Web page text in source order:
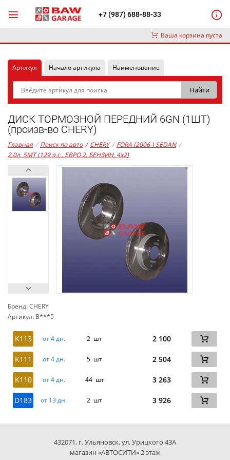
+7 (987) 688-88-33
Ваша корзина пуста
Артикул Начало артикула Наименование
ДИСК ТОРМОЗНОЙ ПЕРЕДНИЙ 6GN (1ШТ)
(произв-во CHERY)
Главная / Поиск по авто / CHERY / FORA (2006-) SEDAN /
2,0л. 5MT (129 л.с., ЕВРО 2, БЕНЗИН, 4x2)
Бренд: CHERY
Артикул: B***5
K113 от 4 дн. 2 шт 2 100
K111 от 4 дн. 5 шт 2 504
K110 от 4 дн. 44 шт 3 263
D183 от 13 дн. 2 шт 3 926
432071, г. Ульяновск, ул. Урицкого 43А
магазин «АВТОСИТИ» 2 этаж